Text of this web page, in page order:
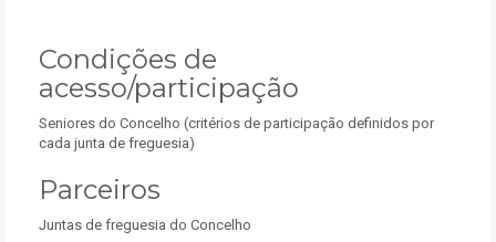
Condições de
acesso/participação
Seniores do Concelho (critérios de participação definidos por
cada junta de freguesia)
Parceiros
Juntas de freguesia do Concelho